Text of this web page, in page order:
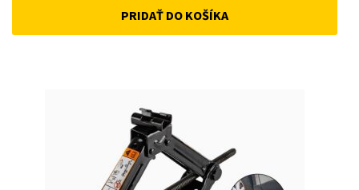
was: is:
PRIDAŤ DO KOŠÍKA